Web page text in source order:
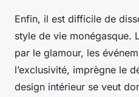
Enfin, il est difficile de
style de vie monégasque.
par le glamour, les
l’exclusivité, imprègne le
design intérieur se veut